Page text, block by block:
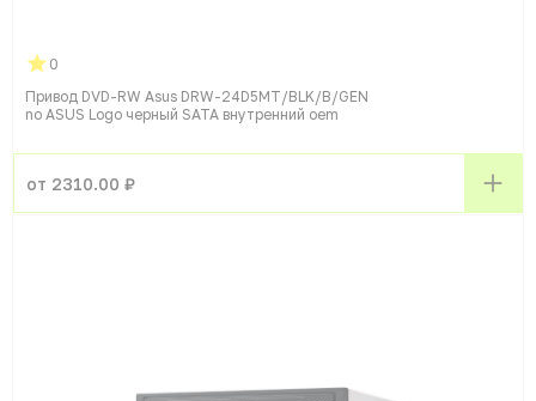
0
Привод DVD-RW Asus DRW-24D5MT/BLK/B/GEN
no ASUS Logo черный SATA внутренний oem
от 2310.00 ₽